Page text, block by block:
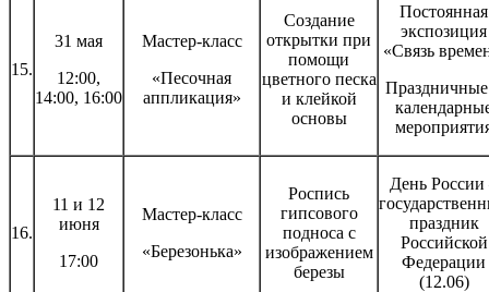
15.
31 мая
12:00,
14:00, 16:00
Мастер-класс
«Песочная
аппликация»
Создание
открытки при
помощи
цветного песка
и клейкой
основы
Постоянная
экспозиция
«Связь
16.
11 и 12
июня
17:00
Мастер-класс
«Березонька»
Роспись
гипсового
подноса с
изображением
березы
День России
праздник
Российской
Федерации
(12.06)